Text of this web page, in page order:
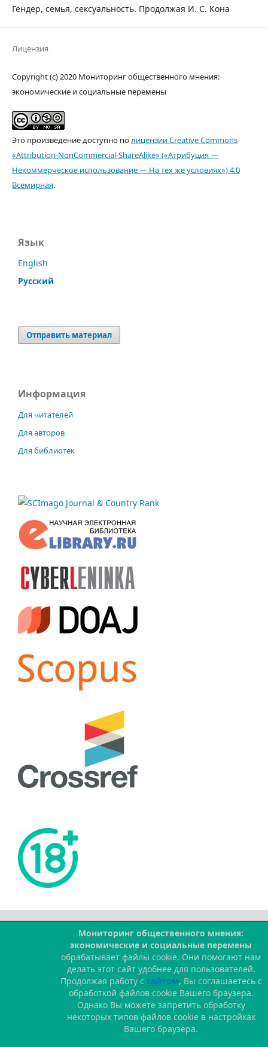
Гендер, семья, сексуальность. Продолжая И. С. Кона
Лицензия
Copyright (c) 2020 Мониторинг общественного мнения:
экономические и социальные перемены
Это произведение доступно по лицензии Creative Commons
«Attribution-NonCommercial-ShareAlike» («Атрибуция —
Некоммерческое использование — На тех же условиях») 4.0
Всемирная.
Язык
English
Русский
Отправить материал
Информация
Для читателей
Для авторов
Для библиотек
Мониторинг общественного мнения:
экономические и социальные перемены
обрабатывает файлы cookie. Они помогают нам
делать этот сайт удобнее для пользователей.
Продолжая работу с сайтом, Вы соглашаетесь с
обработкой файлов cookie Вашего браузера.
Однако Вы можете запретить обработку
некоторых типов файлов cookie в настройках
Вашего браузера.